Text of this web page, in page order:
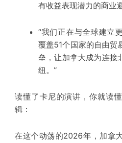
有收益表现潜力的商业
“我们正在与全球建立
覆盖51个国家的自由贸
垒，让加拿大成为连接
纽。”
读懂了卡尼的演讲，你就读
辑：
在这个动荡的2026年，加拿